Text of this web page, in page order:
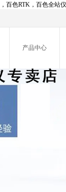
，百色RTK，百色全站
产品中心